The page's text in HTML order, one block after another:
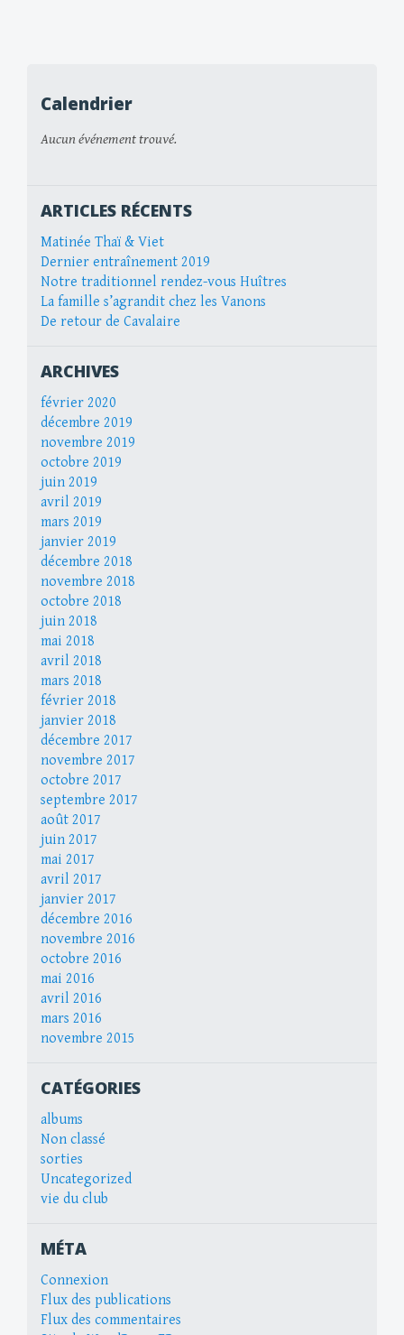
Calendrier
Aucun événement trouvé.
ARTICLES RÉCENTS
Matinée Thaï & Viet
Dernier entraînement 2019
Notre traditionnel rendez-vous Huîtres
La famille s’agrandit chez les Vanons
De retour de Cavalaire
ARCHIVES
février 2020
décembre 2019
novembre 2019
octobre 2019
juin 2019
avril 2019
mars 2019
janvier 2019
décembre 2018
novembre 2018
octobre 2018
juin 2018
mai 2018
avril 2018
mars 2018
février 2018
janvier 2018
décembre 2017
novembre 2017
octobre 2017
septembre 2017
août 2017
juin 2017
mai 2017
avril 2017
janvier 2017
décembre 2016
novembre 2016
octobre 2016
mai 2016
avril 2016
mars 2016
novembre 2015
CATÉGORIES
albums
Non classé
sorties
Uncategorized
vie du club
MÉTA
Connexion
Flux des publications
Flux des commentaires